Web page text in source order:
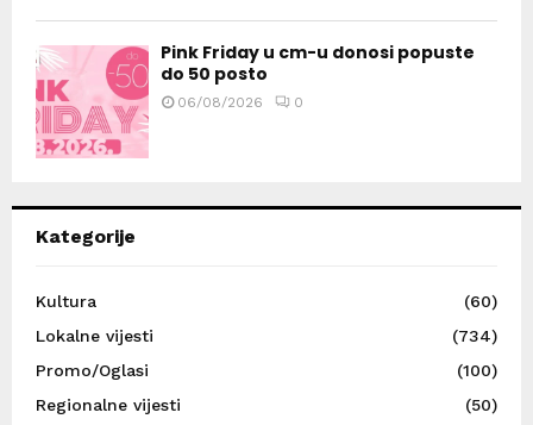
Pink Friday u cm-u donosi popuste
do 50 posto
06/08/2026 0
Kategorije
Kultura
(60)
Lokalne vijesti
(734)
Promo/Oglasi
(100)
Regionalne vijesti
(50)